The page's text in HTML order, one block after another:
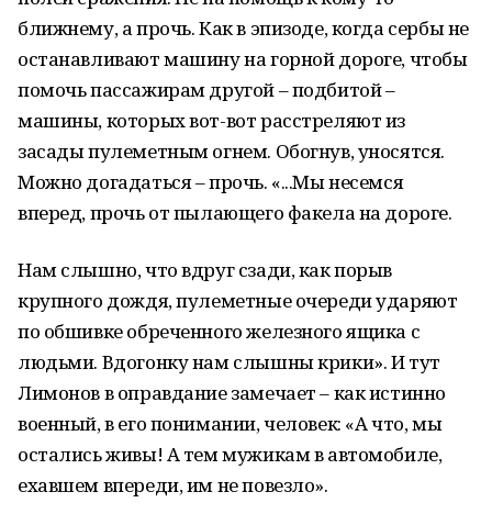
ближнему, а прочь. Как в эпизоде, когда сербы не
останавливают машину на горной дороге, чтобы
помочь пассажирам другой – подбитой –
машины, которых вот-вот расстреляют из
засады пулеметным огнем. Обогнув, уносятся.
Можно догадаться – прочь. «...Мы несемся
вперед, прочь от пылающего факела на дороге.
Нам слышно, что вдруг сзади, как порыв
крупного дождя, пулеметные очереди ударяют
по обшивке обреченного железного ящика с
людьми. Вдогонку нам слышны крики». И тут
Лимонов в оправдание замечает – как истинно
военный, в его понимании, человек: «А что, мы
остались живы! А тем мужикам в автомобиле,
ехавшем впереди, им не повезло».